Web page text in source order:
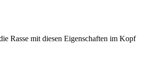
Rasse mit diesen Eigenschaften im Kopf